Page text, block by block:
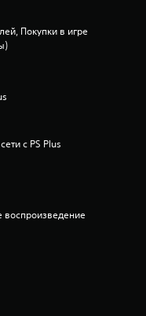
Покупки в игре
с PS Plus
воспроизведение